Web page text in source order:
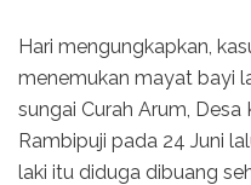
Hari mengungkapkan,
menemukan mayat bayi
sungai Curah Arum,
Rambipuji pada 24 Juni
laki itu diduga dibuang